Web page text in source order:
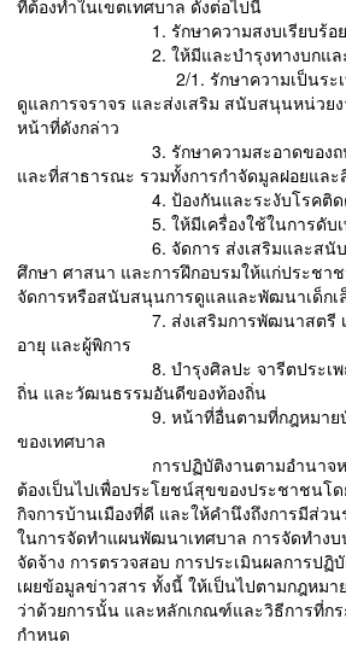
ที่ต้องทำในเขตเทศบาล ดังต่อไปนี้
1. รักษาความสงบเรียบร้อยข
2. ให้มีและบำรุงทางบกและ
2/1. รักษาความเป็นระเบียบเ
ดูแลการจราจร และส่งเสริม สนับสนุนหน่วย
หน้าที่ดังกล่าว
3. รักษาความสะอาดของถนน
และที่สาธารณะ รวมทั้งการกำจัดมูลฝอยและ
4. ป้องกันและระงับโรคติด
5. ให้มีเครื่องใช้ในการดับเ
6. จัดการ ส่งเสริมและสนับสนุ
ศึกษา ศาสนา และการฝึกอบรมให้แก่ประชา
จัดการหรือสนับสนุนการดูแลและพัฒนาเด็กเ
7. ส่งเสริมการพัฒนาสตรี เด็ก
อายุ และผู้พิการ
8. บำรุงศิลปะ จารีตประเพณี
ถิ่น และวัฒนธรรมอันดีของท้องถิ่น
9. หน้าที่อื่นตามที่กฎหมายบัญญั
ของเทศบาล
การปฏิบัติงานตามอำนาจหน้า
ต้องเป็นไปเพื่อประโยชน์สุขของประชาชนโ
กิจการบ้านเมืองที่ดี และให้คำนึงถึงการมีส่ว
ในการจัดทำแผนพัฒนาเทศบาล การจัดทำง
จัดจ้าง การตรวจสอบ การประเมินผลการปฏิ
เผยข้อมูลข่าวสาร ทั้งนี้ ให้เป็นไปตามกฎหมา
ว่าด้วยการนั้น และหลักเกณฑ์และวิธีการที่กร
กำหนด